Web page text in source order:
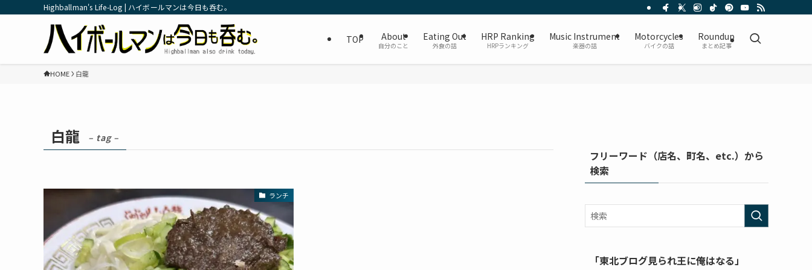
Highballman's Life-Log | ハイボールマンは今日も呑む。
TOP About
自分のこと
Eating Out
外食の話
HRP Ranking
HRPランキング
Music Instrument
楽器の話
Motorcycles
バイクの話
Roundup
まとめ記事
HOME 白龍
白龍 – tag –
ランチ
フリーワード（店名、町名、etc.）から
検索
「東北ブログ見られ王に俺はなる」